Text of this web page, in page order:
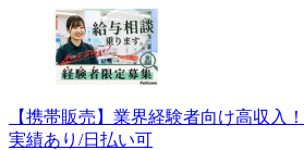
【携帯販売】業界経験者向け高収入
実績あり/日払い可